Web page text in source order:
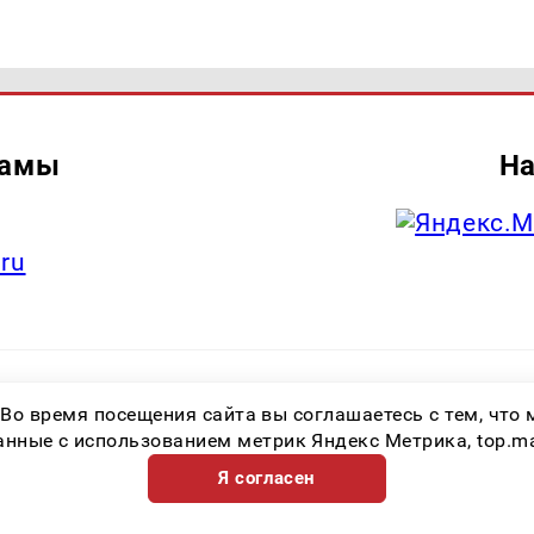
информационной продукции: 16+ Зарегистрировавший орган:
коммуникаций (Роскомнадзор) Регистрационный номер СМИ ЭЛ № ФС
время посещения сайта вы соглашаетесь с тем,
с использованием метрик Яндекс Метрика,
Я согласен